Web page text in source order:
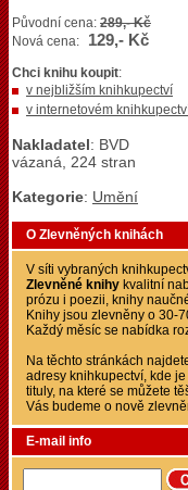
Původní cena: 289,- Kč
Nová cena:
129,- Kč
Chci knihu koupit:
v nejbližším knihkupectví
v internetovém
Nakladatel: BVD
vázaná, 224 stran
Kategorie: Umění
O Zlevněných knihách
V síti vybraných
Zlevněné knihy kvalitní
prózu i poezii, knihy
Knihy jsou zlevněny o 30-
Každý měsíc se nabídka
Na těchto stránkách
adresy knihkupectví, kde
tituly, na které se můžete
Vás budeme o nově
E-mail info